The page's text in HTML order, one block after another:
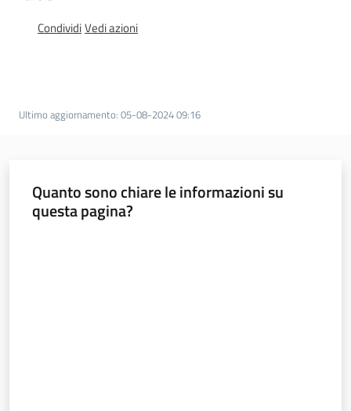
CondividiVedi azioni
Ultimo aggiornamento: 05-08-2024 09:16
Quanto sono chiare le informazioni su
questa pagina?